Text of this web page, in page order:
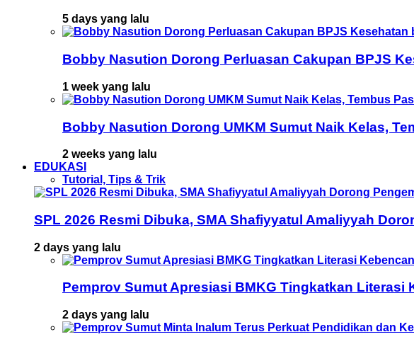
5 days yang lalu
Bobby Nasution Dorong Perluasan Cakupan BPJS
1 week yang lalu
Bobby Nasution Dorong UMKM Sumut Naik Kelas,
2 weeks yang lalu
EDUKASI
Tutorial, Tips & Trik
SPL 2026 Resmi Dibuka, SMA Shafiyyatul Amaliyyah
2 days yang lalu
Pemprov Sumut Apresiasi BMKG Tingkatkan Literasi
2 days yang lalu